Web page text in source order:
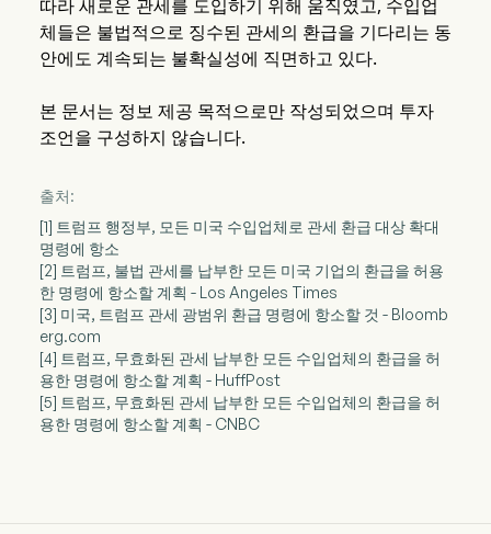
따라 새로운 관세를 도입하기 위해 움직였고, 수입업
체들은 불법적으로 징수된 관세의 환급을 기다리는 동
안에도 계속되는 불확실성에 직면하고 있다.
본 문서는 정보 제공 목적으로만 작성되었으며 투자
조언을 구성하지 않습니다.
출처:
[1] 트럼프 행정부, 모든 미국 수입업체로 관세 환급 대상 확대
명령에 항소
[2] 트럼프, 불법 관세를 납부한 모든 미국 기업의 환급을 허용
한 명령에 항소할 계획 - Los Angeles Times
[3] 미국, 트럼프 관세 광범위 환급 명령에 항소할 것 - Bloomb
erg.com
[4] 트럼프, 무효화된 관세 납부한 모든 수입업체의 환급을 허
용한 명령에 항소할 계획 - HuffPost
[5] 트럼프, 무효화된 관세 납부한 모든 수입업체의 환급을 허
용한 명령에 항소할 계획 - CNBC